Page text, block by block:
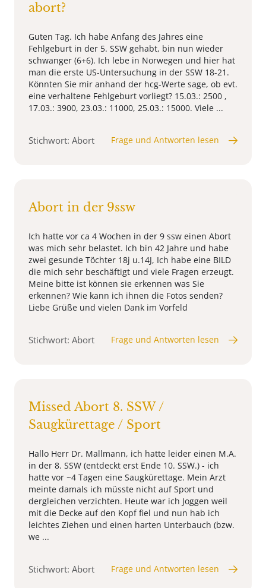
abort?
Guten Tag. Ich habe Anfang des Jahres eine
Fehlgeburt in der 5. SSW gehabt, bin nun wieder
schwanger (6+6). Ich lebe in Norwegen und hier hat
man die erste US-Untersuchung in der SSW 18-21.
Könnten Sie mir anhand der hcg-Werte sage, ob evt.
eine verhaltene Fehlgeburt vorliegt? 15.03.: 2500 ,
17.03.: 3900, 23.03.: 11000, 25.03.: 15000. Viele ...
Stichwort: Abort Frage und Antworten lesen
Abort in der 9ssw
Ich hatte vor ca 4 Wochen in der 9 ssw einen Abort
was mich sehr belastet. Ich bin 42 Jahre und habe
zwei gesunde Töchter 18j u.14J, Ich habe eine BILD
die mich sehr beschäftigt und viele Fragen erzeugt.
Meine bitte ist können sie erkennen was Sie
erkennen? Wie kann ich ihnen die Fotos senden?
Liebe Grüße und vielen Dank im Vorfeld
Stichwort: Abort Frage und Antworten lesen
Missed Abort 8. SSW /
Saugkürettage / Sport
Hallo Herr Dr. Mallmann, ich hatte leider einen M.A.
in der 8. SSW (entdeckt erst Ende 10. SSW.) - ich
hatte vor ~4 Tagen eine Saugkürettage. Mein Arzt
meinte damals ich müsste nicht auf Sport und
dergleichen verzichten. Heute war ich Joggen weil
mit die Decke auf den Kopf fiel und nun hab ich
leichtes Ziehen und einen harten Unterbauch (bzw.
we ...
Stichwort: Abort Frage und Antworten lesen